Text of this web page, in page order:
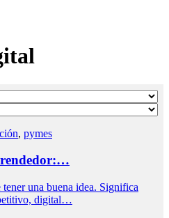
, pymes
una buena idea. Significa
digital…